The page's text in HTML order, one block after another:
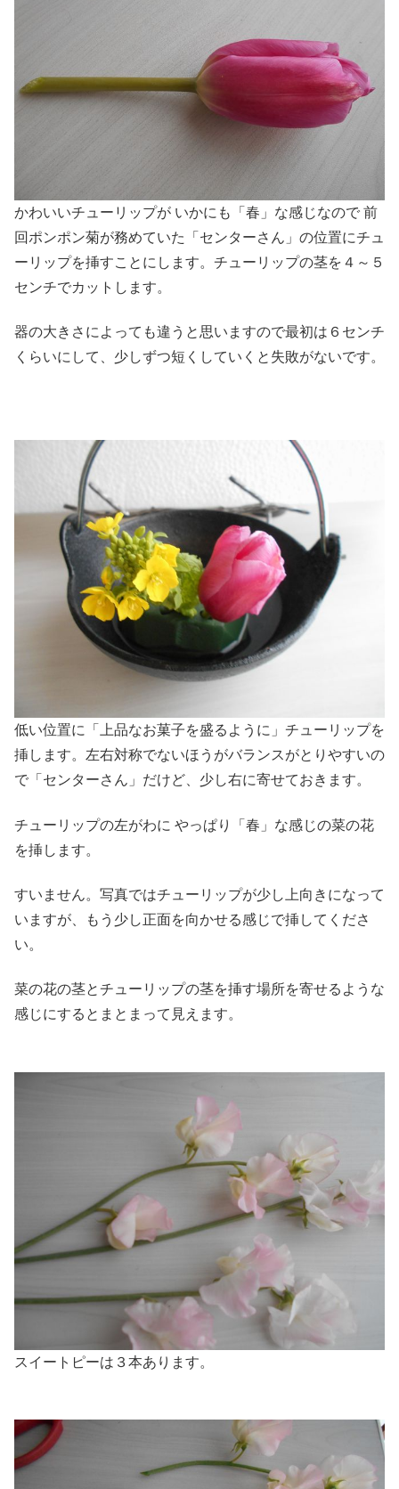
かわいいチューリップが いかにも「春」な感じなので 前
回ポンポン菊が務めていた「センターさん」の位置にチュ
ーリップを挿すことにします。チューリップの茎を４～５
センチでカットします。
器の大きさによっても違うと思いますので最初は６センチ
くらいにして、少しずつ短くしていくと失敗がないです。
低い位置に「上品なお菓子を盛るように」チューリップを
挿します。左右対称でないほうがバランスがとりやすいの
で「センターさん」だけど、少し右に寄せておきます。
チューリップの左がわに やっぱり「春」な感じの菜の花
を挿します。
すいません。写真ではチューリップが少し上向きになって
いますが、もう少し正面を向かせる感じで挿してくださ
い。
菜の花の茎とチューリップの茎を挿す場所を寄せるような
感じにするとまとまって見えます。
スイートピーは３本あります。